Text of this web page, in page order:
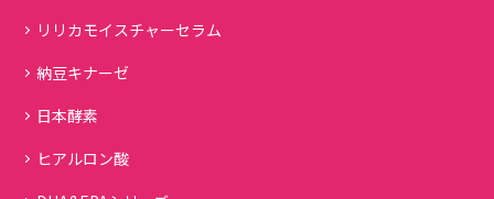
リリカモイスチャーセラム
納豆キナーゼ
日本酵素
ヒアルロン酸